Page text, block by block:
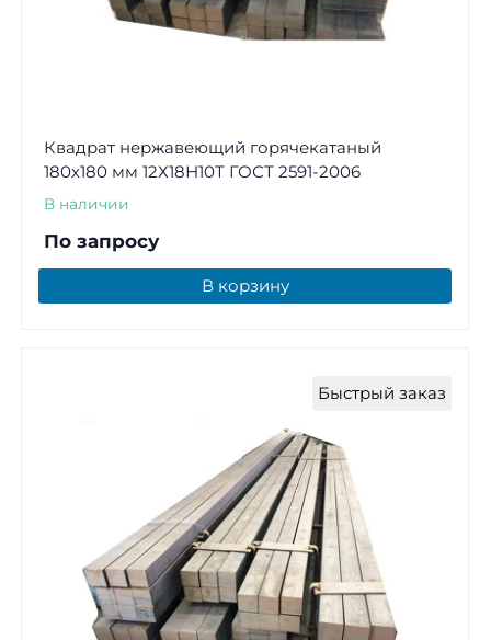
Квадрат нержавеющий горячекатаный
180х180 мм 12Х18Н10Т ГОСТ 2591-2006
В наличии
По запросу
В корзину
Быстрый заказ